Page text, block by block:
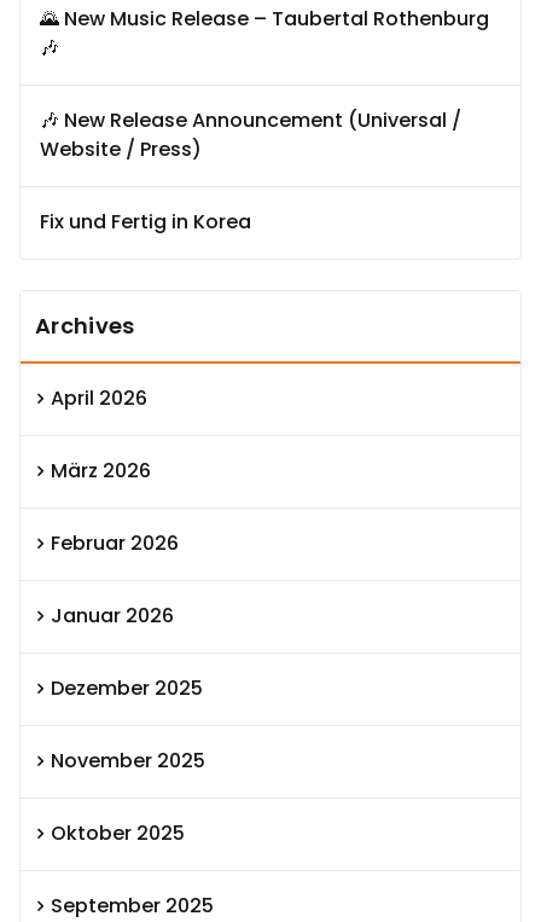
🌄 New Music Release – Taubertal Rothenburg
🎶
🎶 New Release Announcement (Universal /
Website / Press)
Fix und Fertig in Korea
Archives
April 2026
März 2026
Februar 2026
Januar 2026
Dezember 2025
November 2025
Oktober 2025
September 2025